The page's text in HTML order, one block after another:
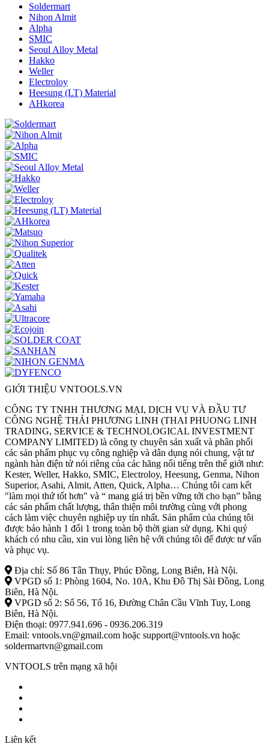
Soldermart
Nihon Almit
Alpha
SMIC
Seoul Alloy Metal
Hakko
Weller
Electroloy
Heesung (LT) Material
AHkorea
GIỚI THIỆU VNTOOLS.VN
CÔNG TY TNHH THƯƠNG MẠI, DỊCH VỤ VÀ ĐẦU TƯ
CÔNG NGHỆ THÁI PHƯƠNG LINH (THAI PHUONG LINH
TRADING, SERVICE & TECHNOLOGICAL INVESTMENT
COMPANY LIMITED) là công ty chuyên sản xuất và phân phối
các sản phẩm phục vụ công nghiệp và dân dụng nói chung, vật tư
ngành hàn điện tử nói riêng của các hãng nổi tiếng trên thế giới như:
Kester, Weller, Hakko, SMIC, Electroloy, Heesung, Genma, Nihon
Superior, Asahi, Almit, Atten, Quick, Alpha… Chúng tôi cam kết
"làm mọi thứ tốt hơn" và “ mang giá trị bền vững tới cho bạn” bằng
các sản phẩm chất lượng, thân thiện môi trường cùng với phong
cách làm việc chuyên nghiệp uy tín nhất. Sản phẩm của chúng tôi
được bảo hành 1 đổi 1 trong toàn bộ thời gian sử dụng. Khi quý
khách có nhu cầu, xin vui lòng liên hệ với chúng tôi để được tư vấn
và phục vụ.
Địa chỉ: Số 86 Tân Thụy, Phúc Đồng, Long Biên, Hà Nội.
VPGD số 1: Phòng 1604, No. 10A, Khu Đô Thị Sài Đồng, Long
Biên, Hà Nội.
VPGD số 2: Số 56, Tổ 16, Đường Chân Cầu Vĩnh Tuy, Long
Biên, Hà Nội.
Điện thoại: 0977.941.696 - 0936.206.319
Email: vntools.vn@gmail.com hoặc support@vntools.vn hoặc
soldermartvn@gmail.com
VNTOOLS trên mạng xã hội
Liên kết